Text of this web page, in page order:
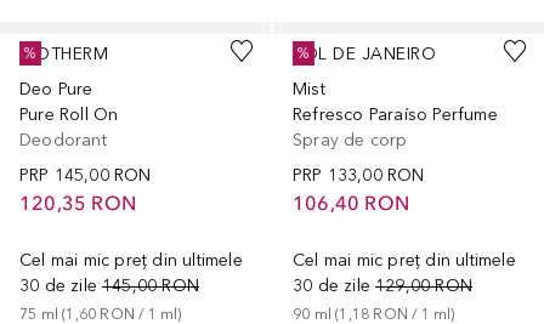
BIOTHERM
Deo Pure
Pure Roll On
Deodorant
PRP 145,00 RON
120,35 RON
Cel mai mic preț din ultimele
30 de zile 145,00 RON
75 ml (1,60 RON / 1 ml)
%
SOL DE JANEIRO
Mist
Refresco Paraíso Perfume
Spray de corp
PRP 133,00 RON
106,40 RON
Cel mai mic preț din ultimele
30 de zile 129,00 RON
90 ml (1,18 RON / 1 ml)
%